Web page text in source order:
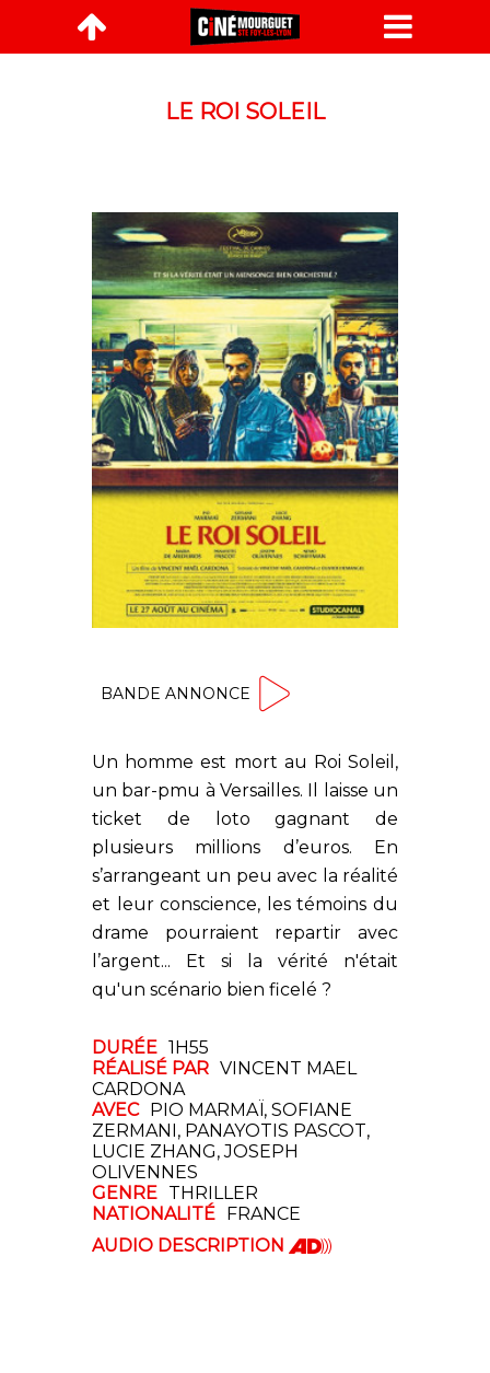

LE ROI SOLEIL
BANDE ANNONCE
Un homme est mort au Roi Soleil,
un bar-pmu à Versailles. Il laisse un
ticket de loto gagnant de
plusieurs millions d’euros. En
s’arrangeant un peu avec la réalité
et leur conscience, les témoins du
drame pourraient repartir avec
l’argent... Et si la vérité n'était
qu'un scénario bien ficelé ?
DURÉE 1H55
RÉALISÉ PAR VINCENT MAEL
CARDONA
AVEC
PIO MARMAÏ, SOFIANE
ZERMANI, PANAYOTIS PASCOT,
LUCIE ZHANG, JOSEPH
OLIVENNES
GENRE THRILLER
NATIONALITÉ
FRANCE
AUDIO DESCRIPTION 